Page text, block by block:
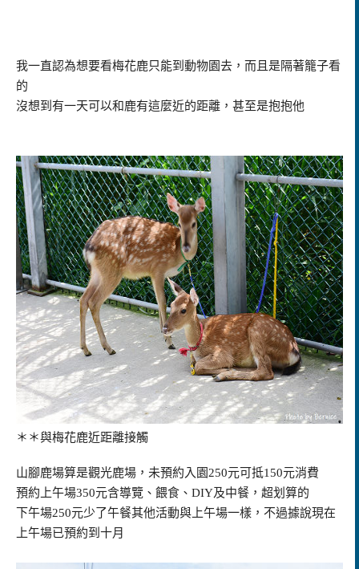
我一直認為想要看梅花鹿只能到動物園去，而且是隔著籠子看
的
沒想到有一天可以和鹿有這麼近的距離，甚至是抱抱他
＊＊與梅花鹿近距離接觸
山腳鹿場算是觀光鹿場，未預約入園250元可抵150元消費
預約上午場350元含導覽、餵食、DIY及中餐，超划算的
下午場250元少了午餐其他活動與上午場一樣，不過據說現在
上午場已預約到十月